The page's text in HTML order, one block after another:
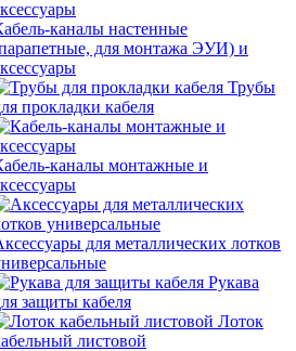
каналы настенные
для монтажа ЭУИ) и
Трубы
прокладки кабеля
каналы монтажные и
для металлических лотков
Рукава
защиты кабеля
Лоток
листовой